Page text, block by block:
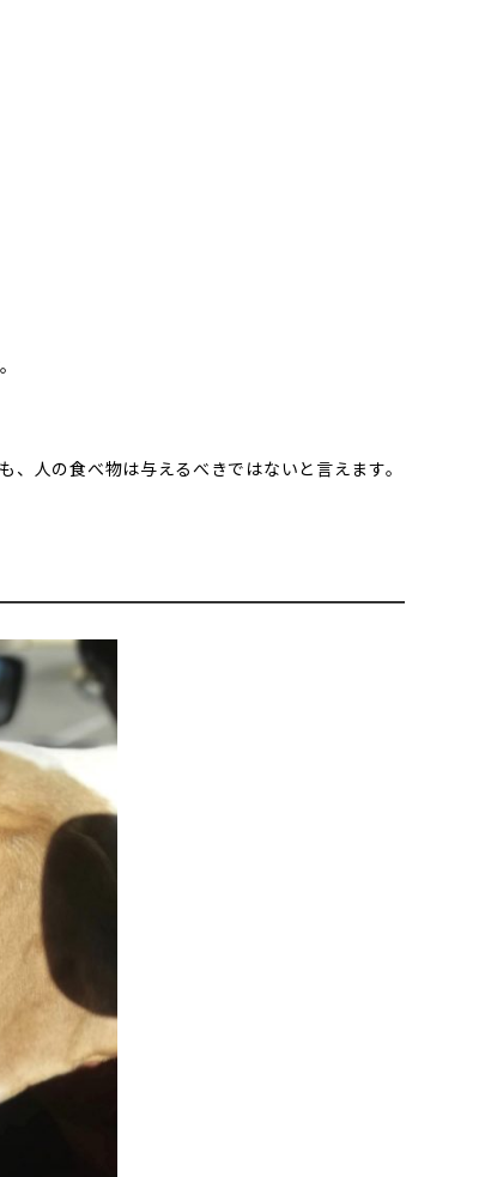
人の食べ物は与えるべきではないと言えます。